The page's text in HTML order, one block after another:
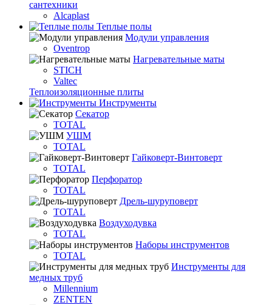
сантехники
Alcaplast
Теплые полы
Модули управления
Oventrop
Нагревательные маты
STICH
Valtec
Теплоизоляционные плиты
Инструменты
Секатор
TOTAL
УШМ
TOTAL
Гайковерт-Винтоверт
TOTAL
Перфоратор
TOTAL
Дрель-шуруповерт
TOTAL
Воздуходувка
TOTAL
Наборы инструментов
TOTAL
Инструменты для
медных труб
Millennium
ZENTEN